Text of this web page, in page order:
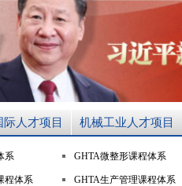
际人才项目 机械工业人才项目
系 GHTA微整形课程体系
程体系 GHTA生产管理课程体系